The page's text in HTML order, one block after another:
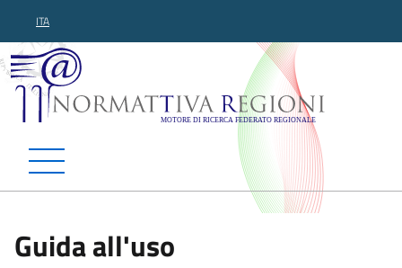
ITA
Normattiva Regioni -
Guida all'uso